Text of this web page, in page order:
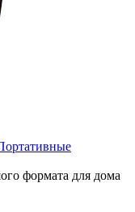
формата для дома